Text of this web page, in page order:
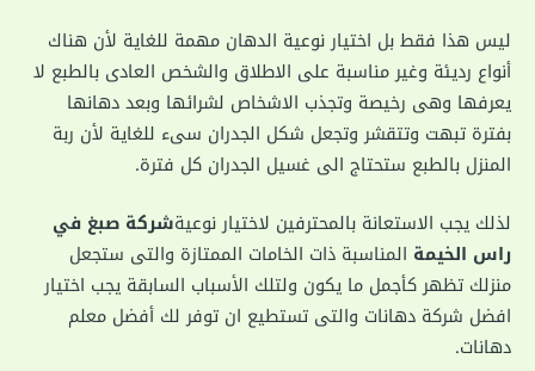
ليس هذا فقط بل اختيار نوعية الدهان مهمة للغاية لأن هناك
أنواع رديئة وغير مناسبة على الاطلاق والشخص العادى بالطبع لا
يعرفها وهى رخيصة وتجذب الاشخاص لشرائها وبعد دهانها
بفترة تبهت وتتقشر وتجعل شكل الجدران سىء للغاية لأن ربة
المنزل بالطبع ستحتاج الى غسيل الجدران كل فترة.
لذلك يجب الاستعانة بالمحترفين لاختيار نوعيةشركة صبغ في
راس الخيمة المناسبة ذات الخامات الممتازة والتى ستجعل
منزلك تظهر كأجمل ما يكون ولتلك الأسباب السابقة يجب اختيار
افضل شركة دهانات والتى تستطيع ان توفر لك أفضل معلم
دهانات.